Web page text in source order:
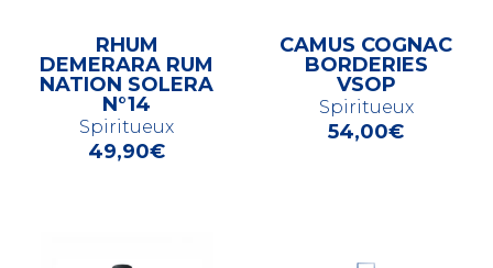
RHUM
DEMERARA RUM
NATION SOLERA
N°14
Spiritueux
49,90€
CAMUS COGNAC
BORDERIES
VSOP
Spiritueux
54,00€